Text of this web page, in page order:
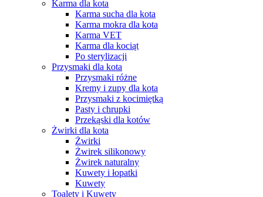
Karma dla kota
Karma sucha dla kota
Karma mokra dla kota
Karma VET
Karma dla kociąt
Po sterylizacji
Przysmaki dla kota
Przysmaki różne
Kremy i zupy dla kota
Przysmaki z kocimiętką
Pasty i chrupki
Przekąski dla kotów
Żwirki dla kota
Żwirki
Żwirek silikonowy
Żwirek naturalny
Kuwety i łopatki
Kuwety
Toalety i Kuwety